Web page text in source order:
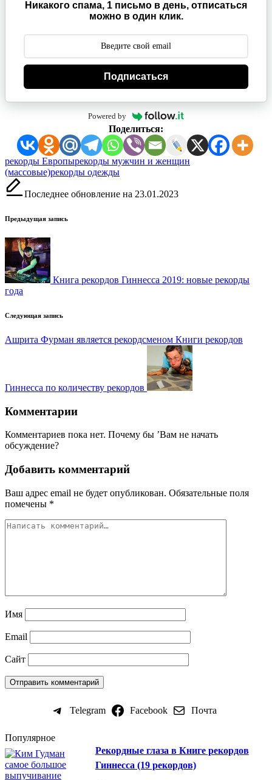
Никакого спама, 1 письмо в день, отписаться
можно в один клик.
Подписаться
Powered by
Поделиться:
Метки:
рекорды Европырекорды мужчин и женщин
(массовые)рекорды одежды
Последнее обновление на 23.01.2023
Навигация
записи
Предыдущая запись
Книга рекордов Гиннесса 2019: новые рекорды
года
Следующая запись
Ашрита Фурман является рекордсменом Книги рекордов
Гиннесса по количеству рекордов
Комментарии
Комментариев пока нет. Почему бы ’Вам не начать
обсуждение?
Добавить комментарий
Ваш адрес email не будет опубликован. Обязательные поля
помечены *
Имя
Email
Сайт
Telegram Facebook Почта
Популярное
Рекордные глаза в Книге рекордов
Гиннесса (19 рекордов)